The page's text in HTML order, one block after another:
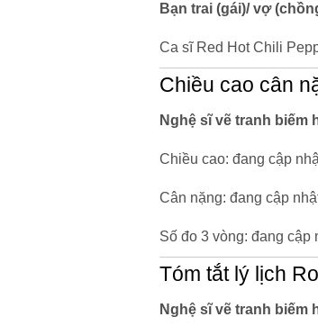
Bạn trai (gái)/ vợ
Ca sĩ Red Hot Chili
Chiều cao cân
Nghệ sĩ vẽ tranh biếm
Chiều cao: đang cập
Cân nặng: đang cập
Số đo 3 vòng: đang cập
Tóm tắt lý lịch
Nghệ sĩ vẽ tranh biếm